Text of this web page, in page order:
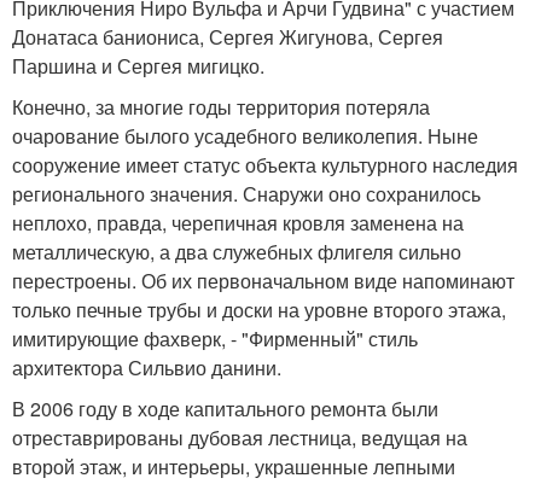
Приключения Ниро Вульфа и Арчи Гудвина" с участием
Донатаса баниониса, Сергея Жигунова, Сергея
Паршина и Сергея мигицко.
Конечно, за многие годы территория потеряла
очарование былого усадебного великолепия. Ныне
сооружение имеет статус объекта культурного наследия
регионального значения. Снаружи оно сохранилось
неплохо, правда, черепичная кровля заменена на
металлическую, а два служебных флигеля сильно
перестроены. Об их первоначальном виде напоминают
только печные трубы и доски на уровне второго этажа,
имитирующие фахверк, - "Фирменный" стиль
архитектора Сильвио данини.
В 2006 году в ходе капитального ремонта были
отреставрированы дубовая лестница, ведущая на
второй этаж, и интерьеры, украшенные лепными